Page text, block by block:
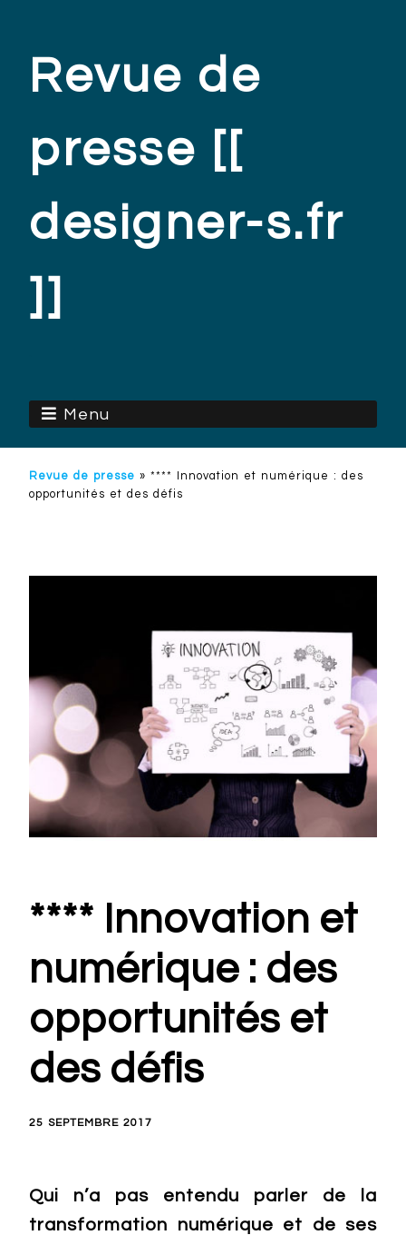
Revue de
presse [[
designer-s.fr
]]
Menu
Revue de presse » **** Innovation et numérique : des
opportunités et des défis
**** Innovation et
numérique : des
opportunités et
des défis
25 SEPTEMBRE 2017
Qui n’a pas entendu parler de la
transformation numérique et de ses